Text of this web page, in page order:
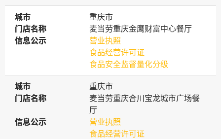
城市
城市
重庆市
门店名称
门店名称
麦当劳重庆金鹰财富中心餐厅
信息公示
信息公示
营业执照
食品经营许可证
食品安全监督量化分级
城市
城市
重庆市
门店名称
门店名称
麦当劳重庆合川宝龙城市广场餐
厅
信息公示
信息公示
营业执照
食品经营许可证